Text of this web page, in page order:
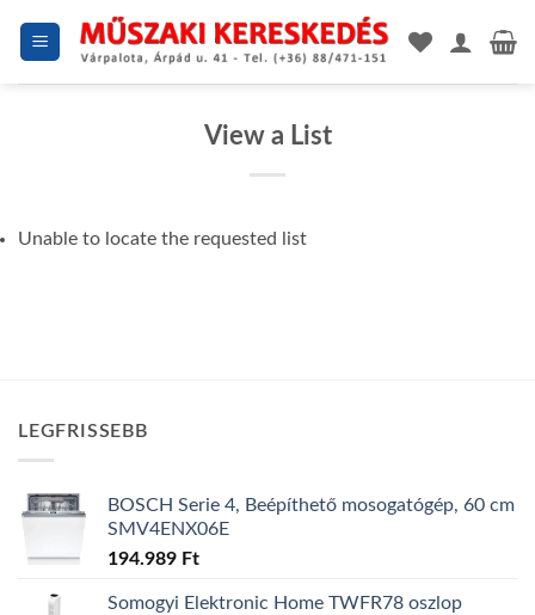
View a List
Unable to locate the requested list
LEGFRISSEBB
BOSCH Serie 4, Beépíthető mosogatógép, 60 cm
SMV4ENX06E
194.989 Ft
Somogyi Elektronic Home TWFR78 oszlop